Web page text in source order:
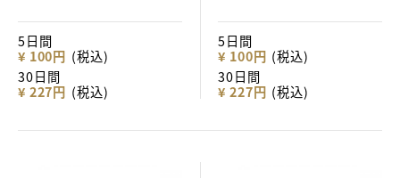
5日間
¥ 100円 (税込)
30日間
¥ 227円 (税込)
5日間
¥ 100円 (税込)
30日間
¥ 227円 (税込)